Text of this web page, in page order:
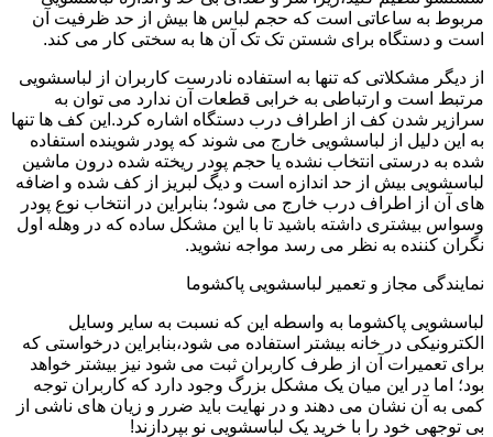
مربوط به ساعاتی است که حجم لباس ها بیش از حد ظرفیت آن
است و دستگاه برای شستن تک تک آن ها به سختی کار می کند.
از دیگر مشکلاتی که تنها به استفاده نادرست کاربران از لباسشویی
مرتبط است و ارتباطی به خرابی قطعات آن ندارد می توان به
سرازیر شدن کف از اطراف درب دستگاه اشاره کرد.این کف ها تنها
به این دلیل از لباسشویی خارج می شوند که پودر شوینده استفاده
شده به درستی انتخاب نشده یا حجم پودر ریخته شده درون ماشین
لباسشویی بیش از حد اندازه است و دیگ لبریز از کف شده و اضافه
های آن از اطراف درب خارج می شود؛ بنابراین در انتخاب نوع پودر
وسواس بیشتری داشته باشید تا با این مشکل ساده که در وهله اول
نگران کننده به نظر می رسد مواجه نشوید.
نمایندگی مجاز و تعمیر لباسشویی پاکشوما
لباسشویی پاکشوما به واسطه این که نسبت به سایر وسایل
الکترونیکی در خانه بیشتر استفاده می شود،بنابراین درخواستی که
برای تعمیرات آن از طرف کاربران ثبت می شود نیز بیشتر خواهد
بود؛ اما در این میان یک مشکل بزرگ وجود دارد که کاربران توجه
کمی به آن نشان می دهند و در نهایت باید ضرر و زیان های ناشی از
بی توجهی خود را با خرید یک لباسشویی نو بپردازند!